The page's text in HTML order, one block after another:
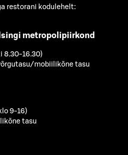
restorani kodulehelt:
metropolipiirkond
8.30-16.30)
mobiilikõne tasu
9-16)
tasu